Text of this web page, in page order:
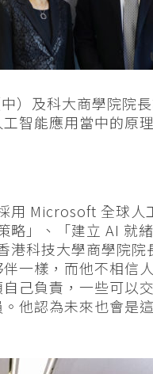
及科大商學院院
智能應用當中的原
用 Microsoft 全球人
略」、「建立 AI 就
科技大學商學院院
一樣，而他不相信
己負責，一些可以
他認為未來也會是